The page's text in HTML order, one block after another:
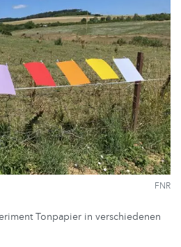
FNR
Tonpapier in verschiedenen